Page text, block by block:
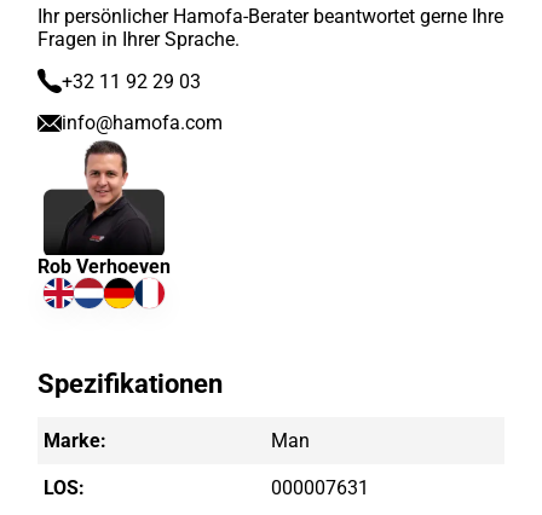
Ihr persönlicher Hamofa-Berater beantwortet gerne Ihre
Fragen in Ihrer Sprache.
+32 11 92 29 03
info@hamofa.com
Rob Verhoeven
Spezifikationen
Marke: Man
LOS: 000007631